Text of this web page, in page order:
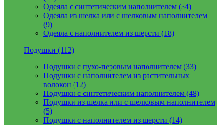
Одеяла с синтетическим наполнителем (34)
Одеяла из шелка или с шелковым наполнителем
(9)
Одеяла с наполнителем из шерсти (18)
Подушки (112)
Подушки с пухо-перовым наполнителем (33)
Подушки с наполнителем из растительных
волокон (12)
Подушки с синтетическим наполнителем (48)
Подушки из шелка или с шелковым наполнителем
(5)
Подушки с наполнителем из шерсти (14)